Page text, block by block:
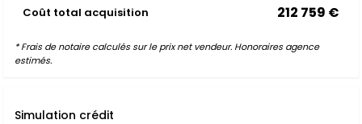
Coût total acquisition 212 759 €
* Frais de notaire calculés sur le prix net vendeur. Honoraires agence
estimés.
Simulation crédit